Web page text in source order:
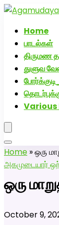
Home
பாடல்கள்
திருமண
துளுவ
Various
Home »ஒரு
அகமுடையார்
ஒரு
October 9,